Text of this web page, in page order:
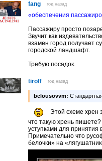
fang год назад
«обеспечения
Пассажиру просто
Звучит как
взамен город получает
городской ландшафт.
Требую посадок.
tiroff год назад
belousovvm:
Этой схеме хрен
что такую хрень
уступками для
Примечательно что
белочки» на